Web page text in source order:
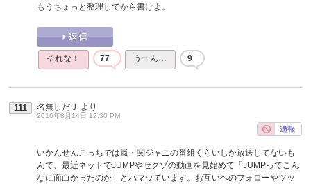
もうちょっと整理してから書けよ。
それな！ 77 うーん… 9
111 名無しだＪ より
2016年8月14日 12:30 PM
いかんせんこっちでは嵐・関ジャニの番組くらいしか放送してないも
んで、最近ネットでJUMPやセクゾの動画を見始めて「JUMPってこん
なに面白かったのか」とハマッています。お互いへのフォローやツッ